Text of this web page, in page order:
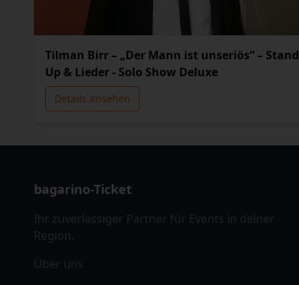
Tilman Birr – „Der Mann ist unseriös“ – Stand
Up & Lieder - Solo Show Deluxe
Details ansehen
bagarino-Ticket
Ihr zuverlässiger Partner für Events in deiner
Region.
Über uns